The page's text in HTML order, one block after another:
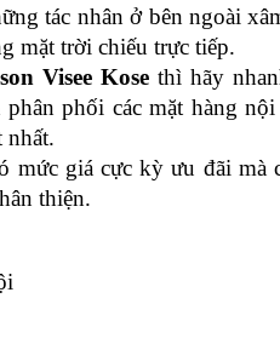
tác nhân ở bên ngoài
mặt trời chiếu trực tiếp.
son Visee Kose thì hãy
phối các mặt hàng
nhất.
mức giá cực kỳ ưu đãi mà
thiện.